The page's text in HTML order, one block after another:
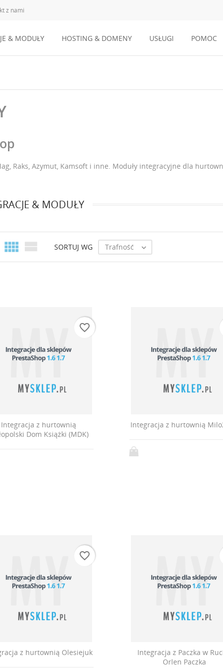
z nami
& MODUŁY HOSTING & DOMENY USŁUGI POMOC
Raks, Azymut, Kamsoft i inne. Moduły integracyjne dla
& MODUŁY
  SORTUJ WG Trafność 
Integracja z hurtownią
Dom Książki (MDK)
favorite_border
Integracja z hurtownią
z hurtownią Olesiejuk
favorite_border
Integracja z Paczka w
Orlen Paczka